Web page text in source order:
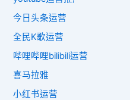
今日头条运营
全民K歌运营
哔哩哔哩bilibili运营
喜马拉雅
小红书运营